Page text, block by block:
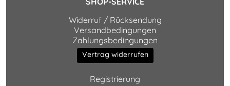
Widerruf / Rücksendung
Versandbedingungen
Zahlungsbedingungen
Vertrag widerrufen
Registrierung